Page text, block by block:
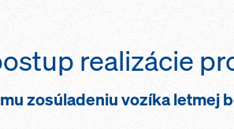
realizácie
zosúladeniu vozíka letmej